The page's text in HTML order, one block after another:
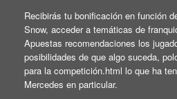
Recibirás tu bonificación en función
Snow, acceder a temáticas de
Apuestas recomendaciones los
posibilidades de que algo suceda,
para la competición.html lo que ha
Mercedes en particular.